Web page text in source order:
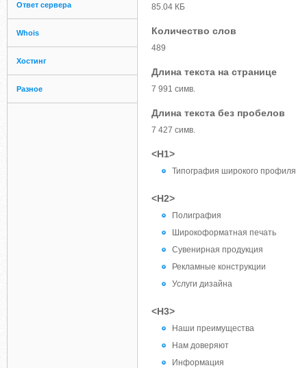
Ответ сервера
Whois
Хостинг
Разное
85.04 КБ
Количество слов
489
Длина текста на странице
7 991 симв.
Длина текста без пробелов
7 427 симв.
<H1>
Типография широкого профиля
<H2>
Полиграфия
Широкоформатная печать
Сувенирная продукция
Рекламные конструкции
Услуги дизайна
<H3>
Наши преимущества
Нам доверяют
Информация